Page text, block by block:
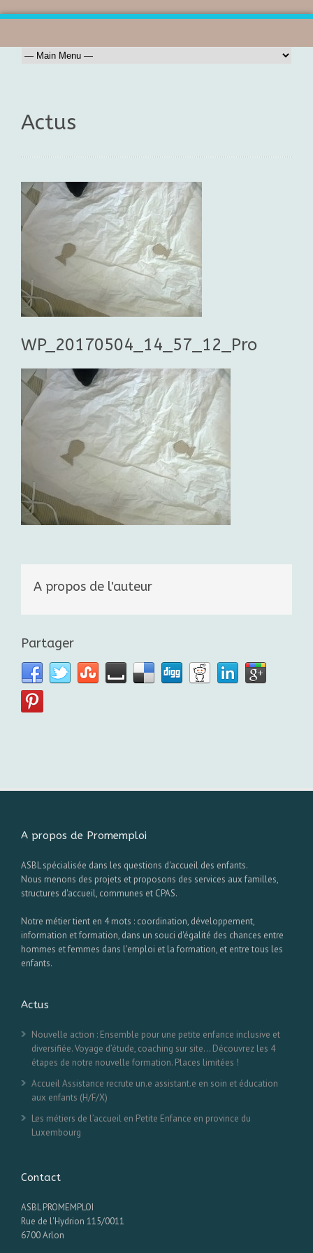
Actus
WP_20170504_14_57_12_Pro
A propos de l'auteur
Partager
A propos de Promemploi
ASBL spécialisée dans les questions d'accueil des enfants.
Nous menons des projets et proposons des services aux familles,
structures d'accueil, communes et CPAS.
Notre métier tient en 4 mots : coordination, développement,
information et formation, dans un souci d'égalité des chances entre
hommes et femmes dans l'emploi et la formation, et entre tous les
enfants.
Actus
Nouvelle action : Ensemble pour une petite enfance inclusive et
diversifiée. Voyage d’étude, coaching sur site… Découvrez les 4
étapes de notre nouvelle formation. Places limitées !
Accueil Assistance recrute un.e assistant.e en soin et éducation
aux enfants (H/F/X)
Les métiers de l’accueil en Petite Enfance en province du
Luxembourg
Contact
ASBL PROMEMPLOI
Rue de l'Hydrion 115/0011
6700 Arlon